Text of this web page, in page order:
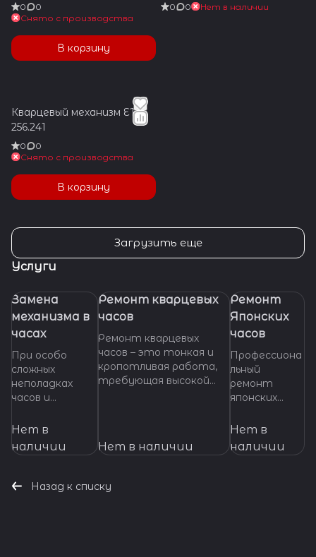
0
0
Снято с производства
В корзину
0 0 Нет в наличии
Кварцевый механизм ETA
256.241
0
0
Снято с производства
В корзину
Загрузить еще
Услуги
Замена
механизма в
часах
При особо
сложных
неполадках
часов и
произвести
основных узлов
требуется
Нет в
наличии
Ремонт кварцевых
часов
Ремонт кварцевых
часов – это тонкая и
кропотливая работа,
требующая высокой
нуждаются в ремонте,
которые смогут точно
Нет в наличии
Ремонт
Японских
часов
Профессиона
льный
ремонт
японских
сложности.
качество
Нет в
наличии
Назад к списку